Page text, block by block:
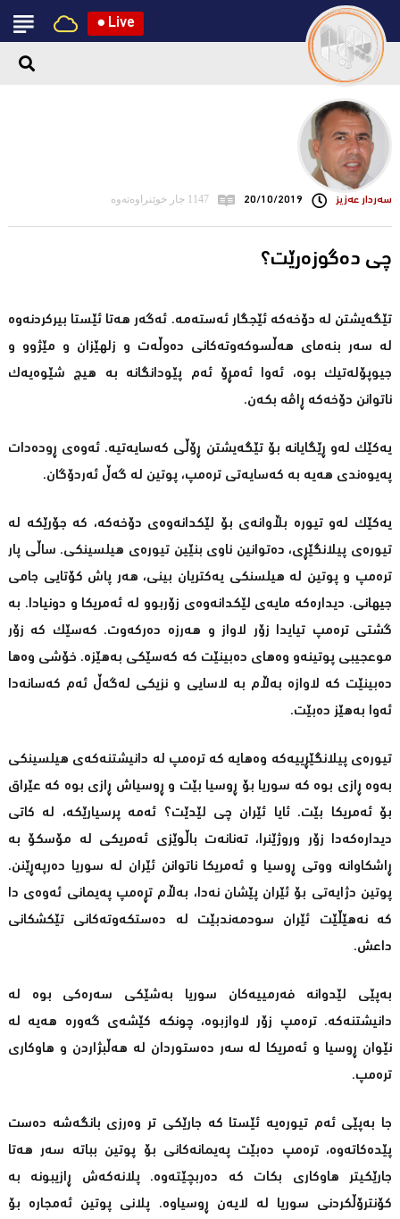
● Live
سه‌ردار عه‌زیز 20/10/2019 1147 جار خوێنراوەتەوە
چی دەگوزەرێت؟
تێگەیشتن لە دۆخەکە ئێجگار ئەستەمە. ئەگەر هەتا ئێستا بیرکردنەوە
لە سەر بنەمای هەڵسوکەوتەکانی دەوڵەت و زلهێزان و مێژوو و
جیوپۆلەتیک بوە، ئەوا ئەمڕۆ ئەم پێودانگانە بە هیچ شێوەیەک
ناتوانن دۆخەکە ڕاڤە بکەن.
یەکێک لەو ڕێگایانە بۆ تێگەیشتن ڕۆڵی کەسایەتیە. ئەوەی ڕودەدات
پەیوەندی هەیە بە کەسایەتی ترەمپ، پوتین لە گەڵ ئەردۆگان.
یەکێک لەو تیورە بڵاوانەی بۆ لێکدانەوەی دۆخەکە، کە جۆرێکە لە
تیورەی پیلانگێڕی، دەتوانین ناوی بنێین تیورەی هیلسینکی. ساڵی پار
ترەمپ و پوتین لە هیلسنکی یەکتریان بینی، هەر پاش کۆتایی جامی
جیهانی. دیدارەکە مایەی لێکدانەوەی زۆربوو لە ئەمریکا و دونیادا. بە
گشتی ترەمپ تیایدا زۆر لاواز و هەرزە دەرکەوت. کەسێک کە زۆر
موعجیبی پوتینەو وەهای دەبینێت کە کەسێکی بەهێزە. خۆشی وەها
دەبینێت کە لاوازە بەڵام بە لاسایی و نزیکی لەگەڵ ئەم کەسانەدا
ئەوا بەهێز دەبێت.
تیورەی پیلانگێڕییەکە وەهایە کە ترەمپ لە دانیشتنەکەی هیلسینکی
بەوە ڕازی بوە کە سوریا بۆ ڕوسیا بێت و ڕوسیاش ڕازی بوە کە عێراق
بۆ ئەمریکا بێت. ئایا ئێران چی لێدێت؟ ئەمە پرسیارێکە، لە کاتی
دیدارەکەدا زۆر وروژێنرا، تەنانەت باڵوێزی ئەمریکی لە مۆسکۆ بە
ڕاشکاوانە ووتی ڕوسیا و ئەمریکا ناتوانن ئێران لە سوریا دەرپەڕێنن.
پوتین دژایەتی بۆ ئێران پێشان نەدا، بەڵام تڕەمپ پەیمانی ئەوەی دا
کە نەهێڵێت ئێران سودمەندبێت لە دەستکەوتەکانی تێکشکانی
داعش.
بەپێی لێدوانە فەرمییەکان سوریا بەشێکی سەرەکی بوە لە
دانیشتنەکە. ترەمپ زۆر لاوازبوە، چونکە کێشەی گەورە هەیە لە
نێوان ڕوسیا و ئەمریکا لە سەر دەستوردان لە هەڵبژاردن و هاوکاری
ترەمپ.
جا بەپێی ئەم تیورەیە ئێستا کە جارێکی تر وەرزی بانگەشە دەست
پێدەکاتەوە، ترەمپ دەبێت پەیمانەکانی بۆ پوتین بباتە سەر هەتا
جارێکیتر هاوکاری بکات کە دەربچێتەوە. پلانەکەش ڕازیبونە بە
کۆنترۆڵکردنی سوریا لە لایەن ڕوسیاوە. پلانی پوتین ئەمجارە بۆ